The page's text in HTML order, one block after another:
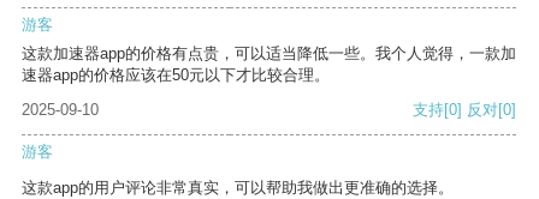
游客
这款加速器app的价格有点贵，可以适当降低一些。我个人觉得，一款加
速器app的价格应该在50元以下才比较合理。
2025-09-10
支持[0] 反对[0]
游客
这款app的用户评论非常真实，可以帮助我做出更准确的选择。